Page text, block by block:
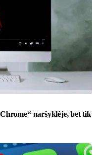
naršyklėje, bet tik